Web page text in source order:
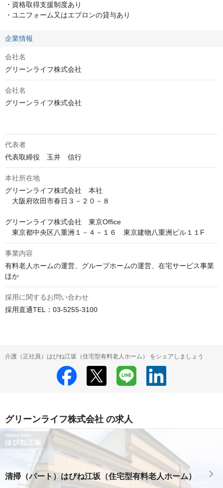
・資格取得支援制度あり
・ユニフォーム又はエプロンの貸与あり
企業情報
会社名
グリーンライフ株式会社
会社名
グリーンライフ株式会社
代表者
代表取締役　玉井　信行
本社所在地
グリーンライフ株式会社　本社
大阪府吹田市春日３－２０－８
グリーンライフ株式会社　東京Office
東京都中央区八重洲１－４－１６　東京建物八重洲ビル１１F
事業内容
有料老人ホームの運営、グループホームの運営、在宅サービス事業
ほか
採用に関するお問い合わせ
採用直通TEL：03-5255-3100
介護（正社員）はぴね江坂（住宅型有料老人ホーム） をシェアしましょう
グリーンライフ株式会社 の求人
清掃（パート）はぴね江坂（住宅型有料老人ホーム）